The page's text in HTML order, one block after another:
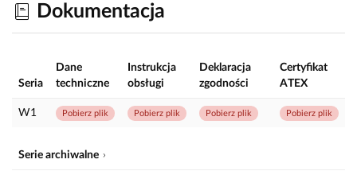
Dokumentacja
Seria
Dane
techniczne
Instrukcja
obsługi
Deklaracja
zgodności
Certyfikat
ATEX
W1 Pobierz plik Pobierz plik Pobierz plik Pobierz plik
Serie archiwalne